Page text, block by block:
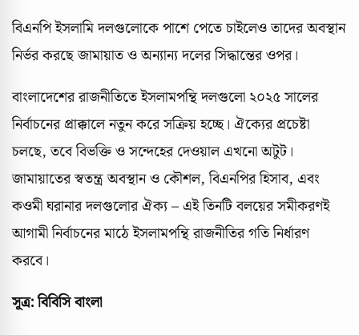
বিএনপি ইসলামি দলগুলোকে পাশে পেতে চাইলেও তাদের অবস্থান
নির্ভর করছে জামায়াত ও অন্যান্য দলের সিদ্ধান্তের ওপর।
বাংলাদেশের রাজনীতিতে ইসলামপন্থি দলগুলো ২০২৫ সালের
নির্বাচনের প্রাক্কালে নতুন করে সক্রিয় হচ্ছে। ঐক্যের প্রচেষ্টা
চলছে, তবে বিভক্তি ও সন্দেহের দেওয়াল এখনো অটুট।
জামায়াতের স্বতন্ত্র অবস্থান ও কৌশল, বিএনপির হিসাব, এবং
কওমী ঘরানার দলগুলোর ঐক্য – এই তিনটি বলয়ের সমীকরণই
আগামী নির্বাচনের মাঠে ইসলামপন্থি রাজনীতির গতি নির্ধারণ
করবে।
সূত্র: বিবিসি বাংলা